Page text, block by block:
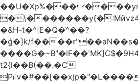
�\�
�&H-t�^|E�Q�͗^��?
�ǵ�]k/f��
t2{l��B(��.�C